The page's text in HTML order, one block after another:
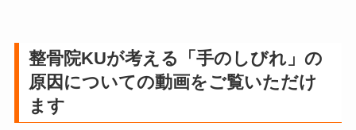
整骨院KUが考える「手のしびれ」の
原因についての動画をご覧いただけ
ます